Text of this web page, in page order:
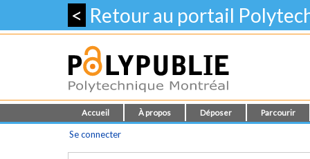
< Retour au portail
Accueil À propos Déposer Parcourir
Se connecter